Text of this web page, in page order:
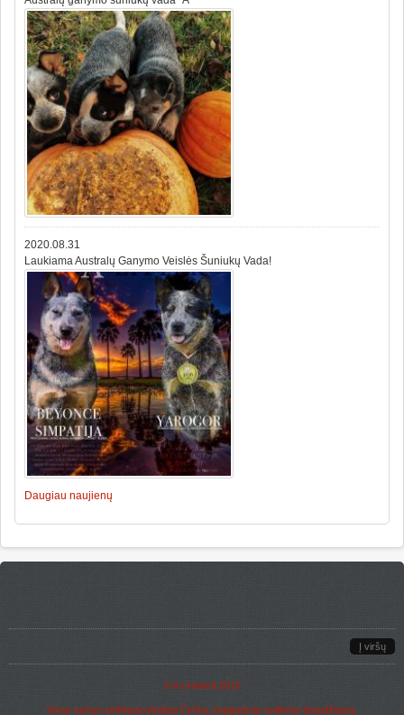
2020.08.31
Laukiama Australų Ganymo Veislės Šuniukų Vada!
Daugiau naujienų
Į viršų
© it-crowd.lt2015
Visas turinys priklauso Andriui Čečiui, kopijuoti be sutikimo draudžiama.